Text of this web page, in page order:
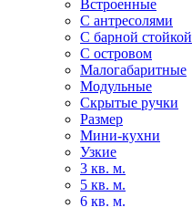
Встроенные
С антресолями
С барной стойкой
С островом
Малогабаритные
Модульные
Скрытые ручки
Размер
Мини-кухни
Узкие
3 кв. м.
5 кв. м.
6 кв. м.